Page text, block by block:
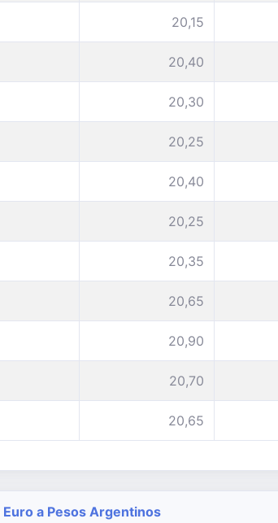
20,15
20,40
20,30
20,25
20,40
20,25
20,35
20,65
20,90
20,70
20,65
a Pesos Argentinos